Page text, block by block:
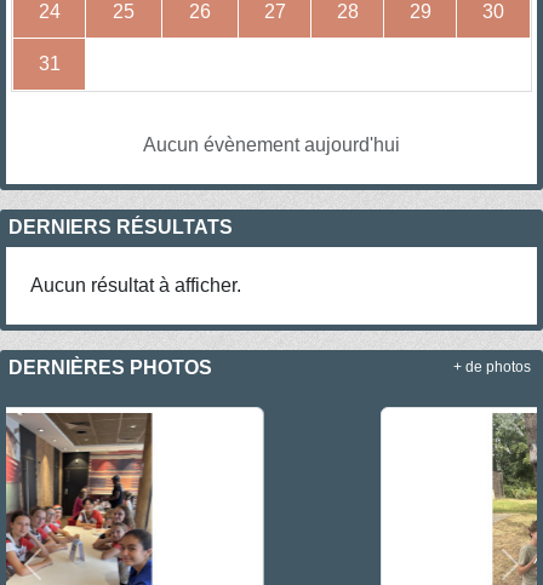
24 25 26 27 28 29 30
31
Aucun évènement aujourd'hui
DERNIERS RÉSULTATS
Aucun résultat à afficher.
DERNIÈRES PHOTOS
Précedent
+ de photos